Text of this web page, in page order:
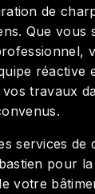
de
Que vous
réactive
travaux
services de
pour
votre